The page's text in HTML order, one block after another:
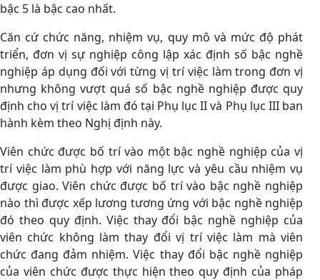
bậc 5 là bậc cao nhất.
Căn cứ chức năng, nhiệm vụ, quy mô và mức độ phát
triển, đơn vị sự nghiệp công lập xác định số bậc nghề
nghiệp áp dụng đối với từng vị trí việc làm trong đơn vị
nhưng không vượt quá số bậc nghề nghiệp được quy
định cho vị trí việc làm đó tại Phụ lục II và Phụ lục III ban
hành kèm theo Nghị định này.
Viên chức được bố trí vào một bậc nghề nghiệp của vị
trí việc làm phù hợp với năng lực và yêu cầu nhiệm vụ
được giao. Viên chức được bố trí vào bậc nghề nghiệp
nào thì được xếp lương tương ứng với bậc nghề nghiệp
đó theo quy định. Việc thay đổi bậc nghề nghiệp của
viên chức không làm thay đổi vị trí việc làm mà viên
chức đang đảm nhiệm. Việc thay đổi bậc nghề nghiệp
của viên chức được thực hiện theo quy định của pháp